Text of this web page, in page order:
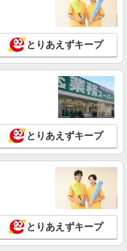
月給：305,300円 年収例：410
・特別職務手当 ・特別地域手
住支援特別手当 ・働きがい向上
当 ・日祝手当（月平均2回分）
均5回分） ※居住支援特別手当
方はさらに1万円支給（再入社
塚新町2-7-16
詳細を見る
月給：269,500円 年収例：364
手当（月平均2回分）、夜勤手
等、毎月平均的に支払われる手
居住支援特別手当は勤続5年目
円支給（再入社は除く） ◎
月分/年支給 ◎残業時は別途時
1分〜）
詳細を見る
とりあえずキープ
とりあえずキープ
とりあえずキープ